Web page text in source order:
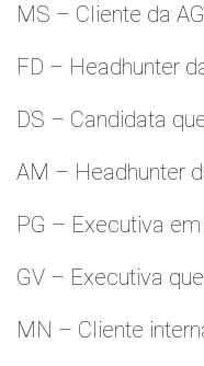
MS – Cliente da
FD – Headhunter
DS – Candidata
AM – Headhunter
PG – Executiva
GV – Executiva
MN – Cliente